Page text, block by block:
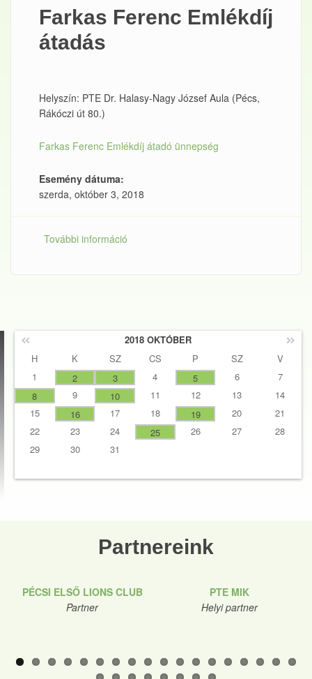
Farkas Ferenc Emlékdíj
átadás
Helyszín: PTE Dr. Halasy-Nagy József Aula (Pécs,
Rákóczi út 80.)
Farkas Ferenc Emlékdíj átadó ünnepség
Esemény dátuma:
szerda, október 3, 2018
További információ
H K SZ CS P SZ
V
1
2 3 4 5 6
7
8
9 10 11 12 13
14
15
16 17 18 19 20
21
22
23 24 25 26 27
28
29
30 31
2018 OKTÓBER
Partnereink
PÉCSI ELSŐ LIONS CLUB
Partner
PTE MIK
Helyi partner